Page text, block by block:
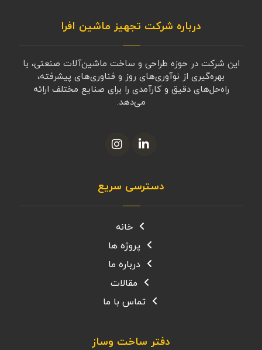
درباره شرکت تجهیز ماشین افرا
این شرکت در حوزه طراحی و ساخت ماشین‌آلات صنعتی، با
بهره‌گیری از نوآوری‌های روز و فناوری‌های پیشرفته،
راه‌حل‌های دقیق و کارآمدی را برای صنایع مختلف ارائه
می‌دهد.
دسترسی سریع
خانه
پروژه ها
درباره ما
مقالات
تماس با ما
دفتر ساخت وساز